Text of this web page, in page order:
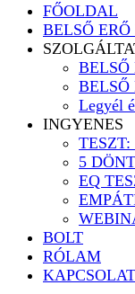
FŐOLDAL
BELSŐ
BELSŐ
Legyél
INGYENES
TESZT:
5
EQ
BOLT
RÓLAM
KAPCSOLAT